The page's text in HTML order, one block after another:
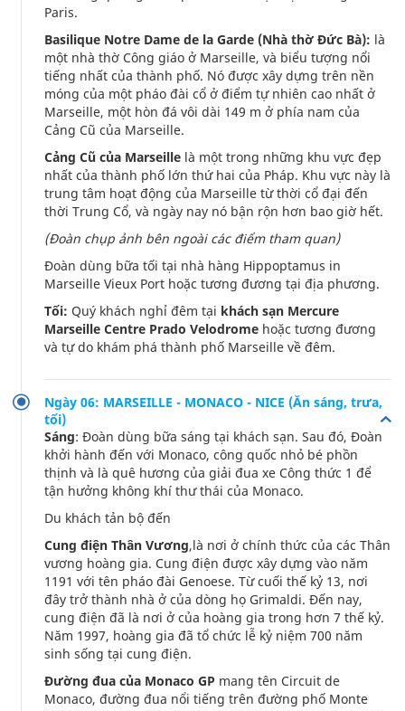
Paris.
Basilique Notre Dame de la Garde (Nhà thờ Đức Bà): là
một nhà thờ Công giáo ở Marseille, và biểu tượng nổi
tiếng nhất của thành phố. Nó được xây dựng trên nền
móng của một pháo đài cổ ở điểm tự nhiên cao nhất ở
Marseille, một hòn đá vôi dài 149 m ở phía nam của
Cảng Cũ của Marseille.
Cảng Cũ của Marseille là một trong những khu vực đẹp
nhất của thành phố lớn thứ hai của Pháp. Khu vực này là
trung tâm hoạt động của Marseille từ thời cổ đại đến
thời Trung Cổ, và ngày nay nó bận rộn hơn bao giờ hết.
(Đoàn chụp ảnh bên ngoài các điểm tham quan)
Đoàn dùng bữa tối tại nhà hàng Hippoptamus in
Marseille Vieux Port hoặc tương đương tại địa phương.
Tối: Quý khách nghỉ đêm tại khách sạn Mercure
Marseille Centre Prado Velodrome hoặc tương đương
và tự do khám phá thành phố Marseille về đêm.
Ngày 06: MARSEILLE - MONACO - NICE (Ăn sáng, trưa,
tối)
Sáng: Đoàn dùng bữa sáng tại khách sạn. Sau đó, Đoàn
khởi hành đến với Monaco, công quốc nhỏ bé phồn
thịnh và là quê hương của giải đua xe Công thức 1 để
tận hưởng không khí thư thái của Monaco.
Du khách tản bộ đến
Cung điện Thân Vương,là nơi ở chính thức của các Thân
vương hoàng gia. Cung điện được xây dựng vào năm
1191 với tên pháo đài Genoese. Từ cuối thế kỷ 13, nơi
đây trở thành nhà ở của dòng họ Grimaldi. Đến nay,
cung điện đã là nơi ở của hoàng gia trong hơn 7 thế kỷ.
Năm 1997, hoàng gia đã tổ chức lễ kỷ niệm 700 năm
sinh sống tại cung điện.
Đường đua của Monaco GP mang tên Circuit de
Monaco, đường đua nổi tiếng trên đường phố Monte